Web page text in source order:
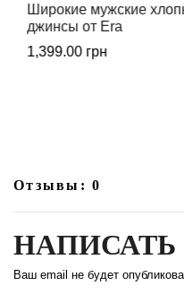
Джинсы мужские
светлые от Era
1,399.00 грн
Отзывы: 0
НАПИСАТЬ
Ваш email не будет